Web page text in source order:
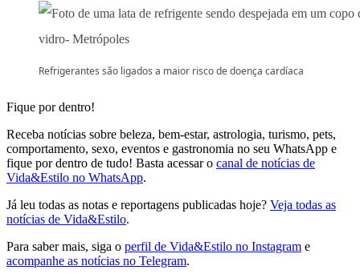
Refrigerantes são ligados a maior risco de doença cardíaca
Fique por dentro!
Receba notícias sobre beleza, bem-estar, astrologia, turismo, pets,
comportamento, sexo, eventos e gastronomia no seu WhatsApp e
fique por dentro de tudo! Basta acessar o canal de notícias de
Vida&Estilo no WhatsApp.
Já leu todas as notas e reportagens publicadas hoje? Veja todas as
notícias de Vida&Estilo.
Para saber mais, siga o perfil de Vida&Estilo no Instagram e
acompanhe as notícias no Telegram.